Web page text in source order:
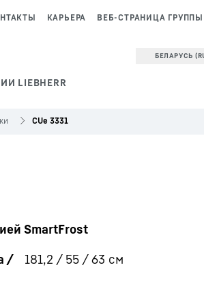
LIEBHERR
ВЕБ-СТРАНИЦА
КАРЬЕРА
БЕЛАРУСЬ
CUe 3331
SmartFrost
/
181,2 / 55 / 63 см